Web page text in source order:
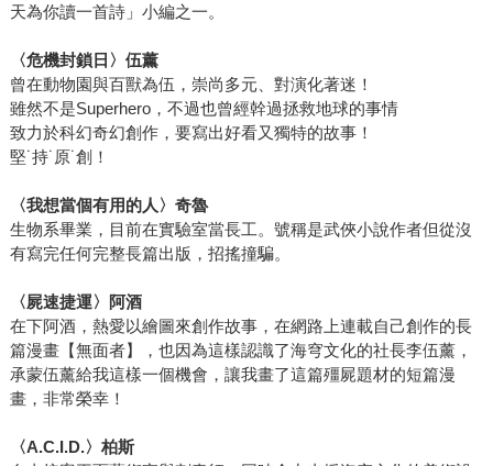
天為你讀一首詩」小編之一。
〈危機封鎖日〉伍薰
曾在動物園與百獸為伍，崇尚多元、對演化著迷！
雖然不是Superhero，不過也曾經幹過拯救地球的事情
致力於科幻奇幻創作，要寫出好看又獨特的故事！
堅˙持˙原˙創！
〈我想當個有用的人〉奇魯
生物系畢業，目前在實驗室當長工。號稱是武俠小說作者但從沒
有寫完任何完整長篇出版，招搖撞騙。
〈屍速捷運〉阿酒
在下阿酒，熱愛以繪圖來創作故事，在網路上連載自己創作的長
篇漫畫【無面者】，也因為這樣認識了海穹文化的社長李伍薰，
承蒙伍薰給我這樣一個機會，讓我畫了這篇殭屍題材的短篇漫
畫，非常榮幸！
〈A.C.I.D.〉柏斯